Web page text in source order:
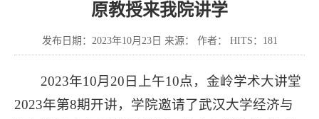
原教授来我院讲学
发布日期：2023年10月23日 来源： 作者： HITS： 181
2023年10月20日上午10点，金岭学术大讲堂
2023年第8期开讲，学院邀请了武汉大学经济与